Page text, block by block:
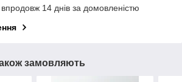
14 днів за домовленістю
замовляють